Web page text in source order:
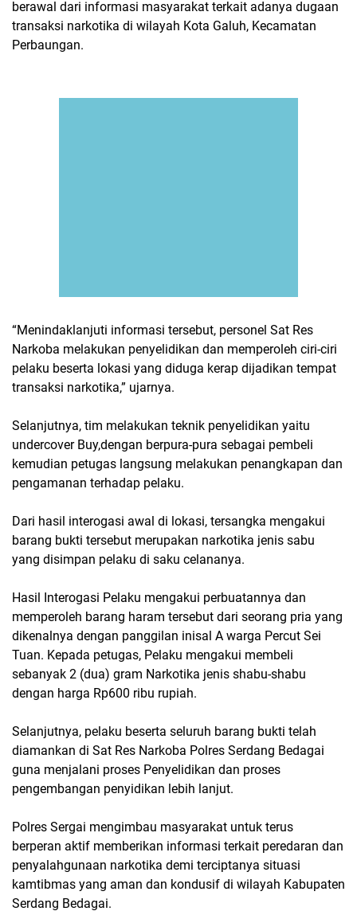
berawal dari informasi masyarakat terkait adanya dugaan
transaksi narkotika di wilayah Kota Galuh, Kecamatan
Perbaungan.
“Menindaklanjuti informasi tersebut, personel Sat Res
Narkoba melakukan penyelidikan dan memperoleh ciri-ciri
pelaku beserta lokasi yang diduga kerap dijadikan tempat
transaksi narkotika,” ujarnya.
Selanjutnya, tim melakukan teknik penyelidikan yaitu
undercover Buy,dengan berpura-pura sebagai pembeli
kemudian petugas langsung melakukan penangkapan dan
pengamanan terhadap pelaku.
Dari hasil interogasi awal di lokasi, tersangka mengakui
barang bukti tersebut merupakan narkotika jenis sabu
yang disimpan pelaku di saku celananya.
Hasil Interogasi Pelaku mengakui perbuatannya dan
memperoleh barang haram tersebut dari seorang pria yang
dikenalnya dengan panggilan inisal A warga Percut Sei
Tuan. Kepada petugas, Pelaku mengakui membeli
sebanyak 2 (dua) gram Narkotika jenis shabu-shabu
dengan harga Rp600 ribu rupiah.
Selanjutnya, pelaku beserta seluruh barang bukti telah
diamankan di Sat Res Narkoba Polres Serdang Bedagai
guna menjalani proses Penyelidikan dan proses
pengembangan penyidikan lebih lanjut.
Polres Sergai mengimbau masyarakat untuk terus
berperan aktif memberikan informasi terkait peredaran dan
penyalahgunaan narkotika demi terciptanya situasi
kamtibmas yang aman dan kondusif di wilayah Kabupaten
Serdang Bedagai.